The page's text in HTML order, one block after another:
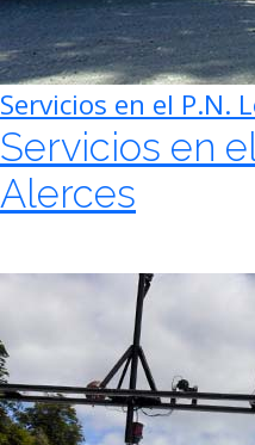
Servicios en el P.N.
Servicios en
Alerces